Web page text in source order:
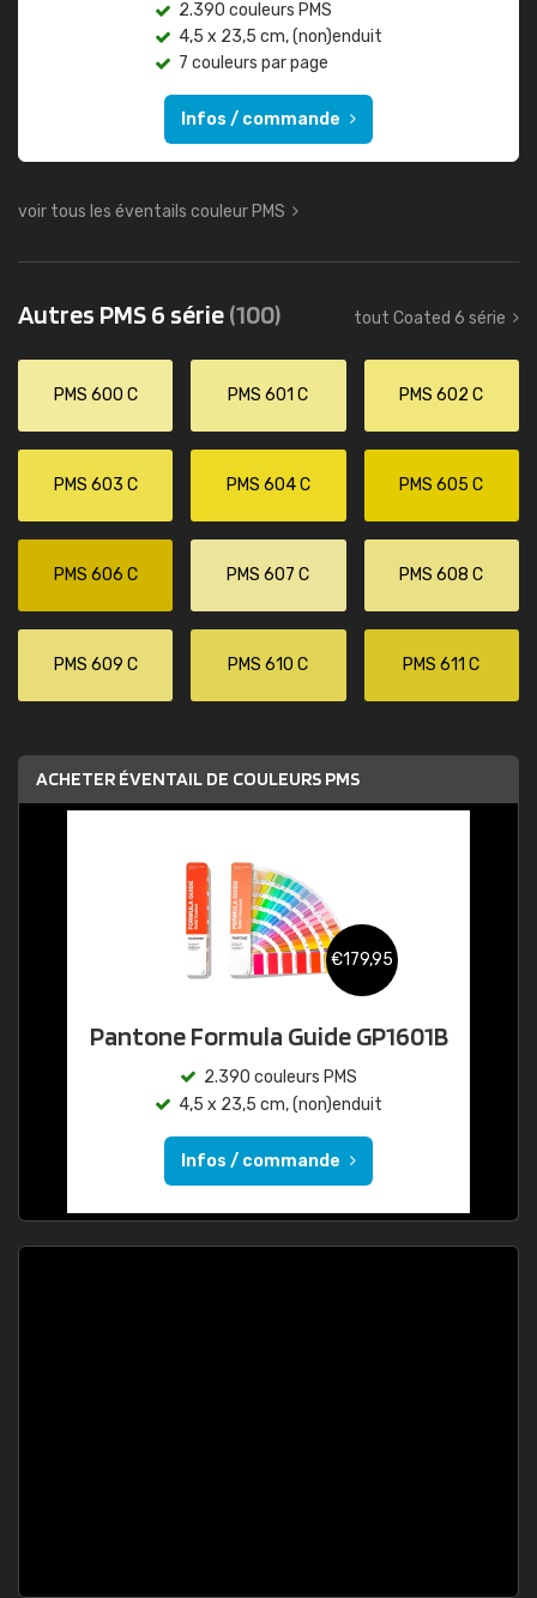
2.390 couleurs PMS
4,5 x 23,5 cm, (non)enduit
7 couleurs par page
Infos / commande
voir tous les éventails couleur PMS
Autres PMS 6 série(100) tout Coated 6 série
PMS 600 C PMS 601 C PMS 602 C
PMS 603 C PMS 604 C PMS 605 C
PMS 606 C PMS 607 C PMS 608 C
PMS 609 C PMS 610 C PMS 611 C
ACHETER ÉVENTAIL DE COULEURS PMS
€179,95
Pantone Formula Guide GP1601B
2.390 couleurs PMS
4,5 x 23,5 cm, (non)enduit
Infos / commande